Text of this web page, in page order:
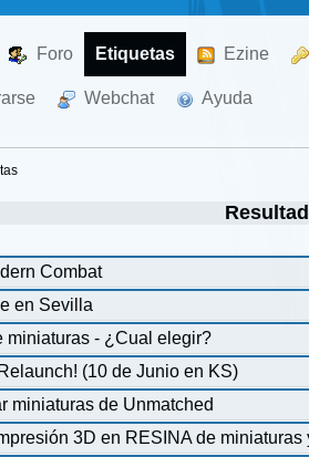
Foro Etiquetas Ezine
Webchat Ayuda
Combat
en Sevilla
miniaturas - ¿Cual elegir?
(10 de Junio en KS)
miniaturas de Unmatched
3D en RESINA de miniaturas